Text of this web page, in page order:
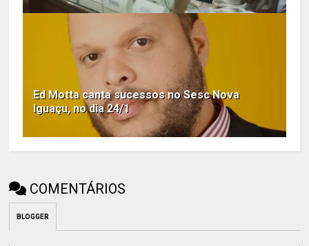
Ed Motta canta sucessos no Sesc Nova
Iguaçu, no dia 24/1
COMENTÁRIOS
BLOGGER